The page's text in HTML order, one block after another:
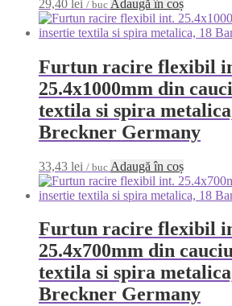
29,40 lei / buc Adaugă în coș
Furtun racire flexibil
25.4x1000mm din
textila si spira
Breckner Germany
33,43 lei / buc Adaugă în coș
Furtun racire flexibil
25.4x700mm din
textila si spira
Breckner Germany